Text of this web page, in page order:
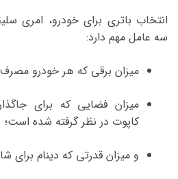
انتخاب باتری برای خودرو، امری
سه عامل مهم دارد:
میزان برقی که هر خودرو
میزان فضایی که برای
کاپوت در نظر گرفته شده است؛
و میزان قدرتی که دینام برای